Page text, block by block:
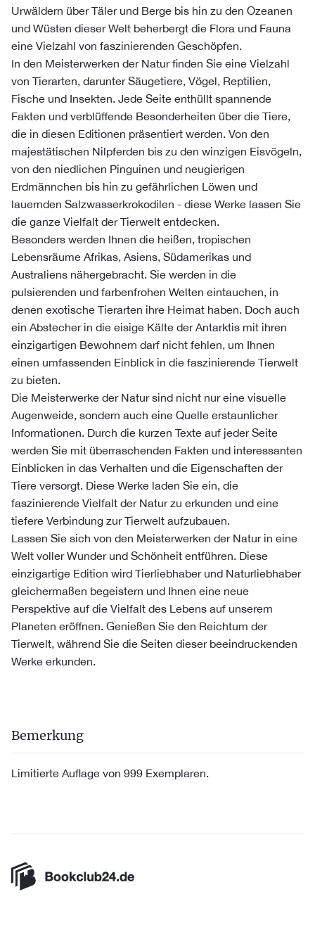
Urwäldern über Täler und Berge bis hin zu den Ozeanen
und Wüsten dieser Welt beherbergt die Flora und Fauna
eine Vielzahl von faszinierenden Geschöpfen.
In den Meisterwerken der Natur finden Sie eine Vielzahl
von Tierarten, darunter Säugetiere, Vögel, Reptilien,
Fische und Insekten. Jede Seite enthüllt spannende
Fakten und verblüffende Besonderheiten über die Tiere,
die in diesen Editionen präsentiert werden. Von den
majestätischen Nilpferden bis zu den winzigen Eisvögeln,
von den niedlichen Pinguinen und neugierigen
Erdmännchen bis hin zu gefährlichen Löwen und
lauernden Salzwasserkrokodilen - diese Werke lassen Sie
die ganze Vielfalt der Tierwelt entdecken.
Besonders werden Ihnen die heißen, tropischen
Lebensräume Afrikas, Asiens, Südamerikas und
Australiens nähergebracht. Sie werden in die
pulsierenden und farbenfrohen Welten eintauchen, in
denen exotische Tierarten ihre Heimat haben. Doch auch
ein Abstecher in die eisige Kälte der Antarktis mit ihren
einzigartigen Bewohnern darf nicht fehlen, um Ihnen
einen umfassenden Einblick in die faszinierende Tierwelt
zu bieten.
Die Meisterwerke der Natur sind nicht nur eine visuelle
Augenweide, sondern auch eine Quelle erstaunlicher
Informationen. Durch die kurzen Texte auf jeder Seite
werden Sie mit überraschenden Fakten und interessanten
Einblicken in das Verhalten und die Eigenschaften der
Tiere versorgt. Diese Werke laden Sie ein, die
faszinierende Vielfalt der Natur zu erkunden und eine
tiefere Verbindung zur Tierwelt aufzubauen.
Lassen Sie sich von den Meisterwerken der Natur in eine
Welt voller Wunder und Schönheit entführen. Diese
einzigartige Edition wird Tierliebhaber und Naturliebhaber
gleichermaßen begeistern und Ihnen eine neue
Perspektive auf die Vielfalt des Lebens auf unserem
Planeten eröffnen. Genießen Sie den Reichtum der
Tierwelt, während Sie die Seiten dieser beeindruckenden
Werke erkunden.
Bemerkung
Limitierte Auflage von 999 Exemplaren.